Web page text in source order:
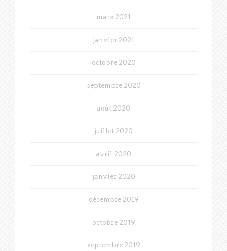
mars 2021
janvier 2021
octobre 2020
septembre 2020
août 2020
juillet 2020
avril 2020
janvier 2020
décembre 2019
octobre 2019
septembre 2019